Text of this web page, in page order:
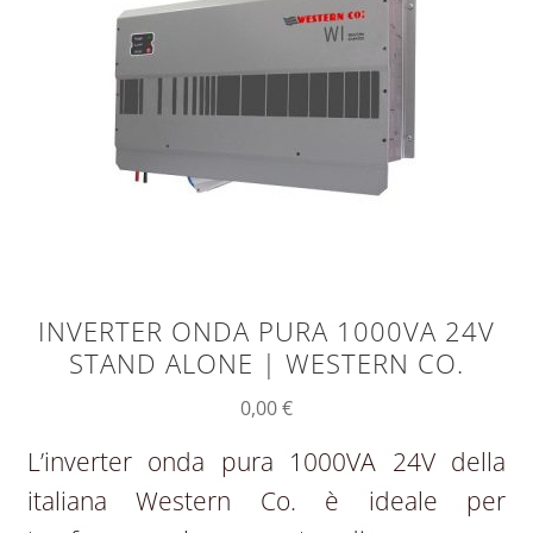
INVERTER ONDA PURA 1000VA 24V
STAND ALONE | WESTERN CO.
0,00€
L’inverter onda pura 1000VA 24V della
italiana Western Co. è ideale per